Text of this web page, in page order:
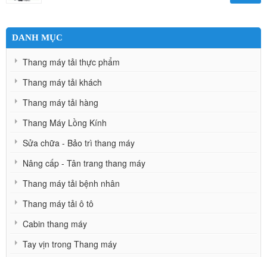
DANH MỤC
Thang máy tải thực phẩm
Thang máy tải khách
Thang máy tải hàng
Thang Máy Lồng Kính
Sửa chữa - Bảo trì thang máy
Nâng cấp - Tân trang thang máy
Thang máy tải bệnh nhân
Thang máy tải ô tô
Cabin thang máy
Tay vịn trong Thang máy